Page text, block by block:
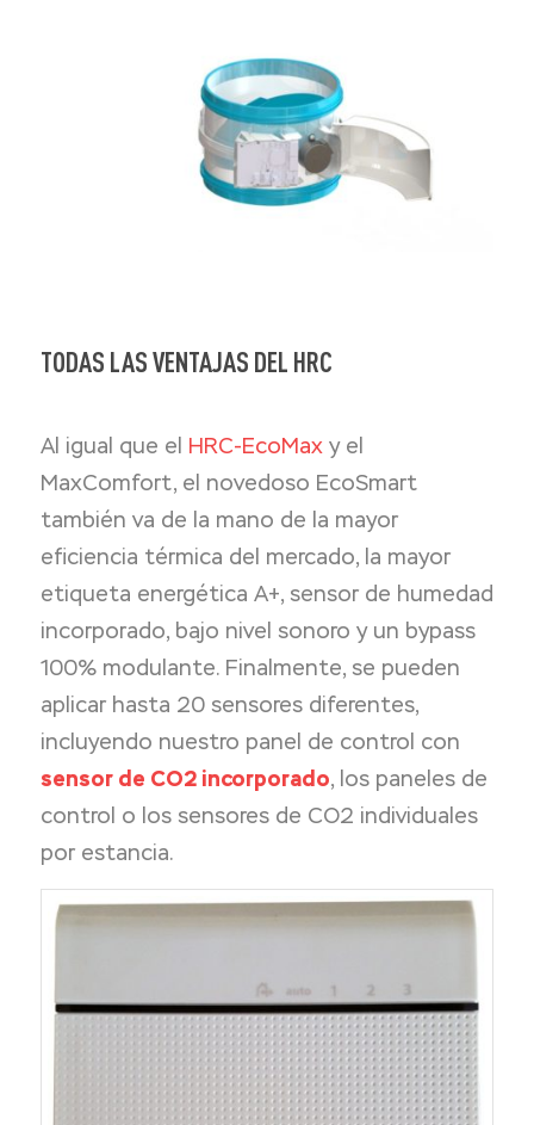
TODAS LAS VENTAJAS DEL HRC
Al igual que el HRC-EcoMax y el
MaxComfort, el novedoso EcoSmart
también va de la mano de la mayor
eficiencia térmica del mercado, la mayor
etiqueta energética A+, sensor de humedad
incorporado, bajo nivel sonoro y un bypass
100% modulante. Finalmente, se pueden
aplicar hasta 20 sensores diferentes,
incluyendo nuestro panel de control con
sensor de CO2 incorporado, los paneles de
control o los sensores de CO2 individuales
por estancia.